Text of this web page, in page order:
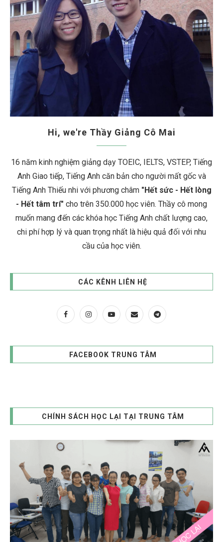
Hi, we're Thầy Giảng Cô Mai
16 năm kinh nghiệm giảng dạy TOEIC, IELTS, VSTEP, Tiếng
Anh Giao tiếp, Tiếng Anh căn bản cho người mất gốc và
Tiếng Anh Thiếu nhi với phương châm "Hết sức - Hết lòng
- Hết tâm trí" cho trên 350.000 học viên. Thầy cô mong
muốn mang đến các khóa học Tiếng Anh chất lượng cao,
chi phí hợp lý và quan trọng nhất là hiệu quả đối với nhu
cầu của học viên.
CÁC KÊNH LIÊN HỆ
FACEBOOK TRUNG TÂM
CHÍNH SÁCH HỌC LẠI TẠI TRUNG TÂM